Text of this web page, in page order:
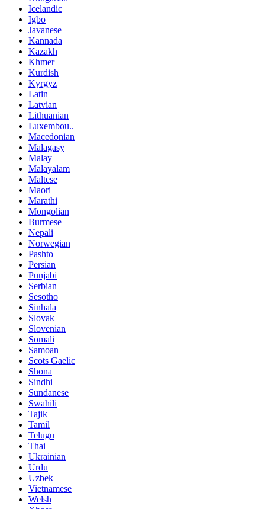
Icelandic
Igbo
Javanese
Kannada
Kazakh
Khmer
Kurdish
Kyrgyz
Latin
Latvian
Lithuanian
Luxembou..
Macedonian
Malagasy
Malay
Malayalam
Maltese
Maori
Marathi
Mongolian
Burmese
Nepali
Norwegian
Pashto
Persian
Punjabi
Serbian
Sesotho
Sinhala
Slovak
Slovenian
Somali
Samoan
Scots Gaelic
Shona
Sindhi
Sundanese
Swahili
Tajik
Tamil
Telugu
Thai
Ukrainian
Urdu
Uzbek
Vietnamese
Welsh